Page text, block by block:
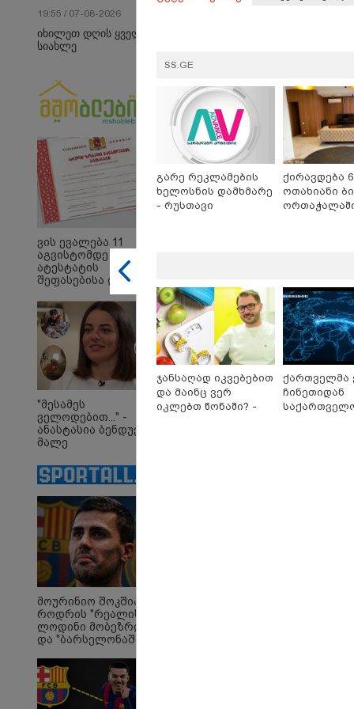
10:58 /
მათ
19:55 / 07-08-2026
იხილეთ დღის ყველა
სიახლე
ვის ევალება 11
აგვისტომდე
ატესტატის
შეფასებისა და
ეროვნულ ცენტრში
წარდგენა -
დეტალები
"მესამეს
ველოდებით..." -
ანასტასია ბენდუქიძე
მალე
დედა გახდება
მოურინიო შოკშია -
როდრის "რეალის"
ლოდინი მობეზრდა
და "ბარსელონაში"
SS.GE
გარე რეკლამების
ხელოსნის დამხმარე
- რუსთავი
ქირავდება 6
ოთახიანი
ჯანსაღად იკვებებით
და მაინც ვერ
იკლებთ წონაში? -
ქართველმა
ჩინეთიდან